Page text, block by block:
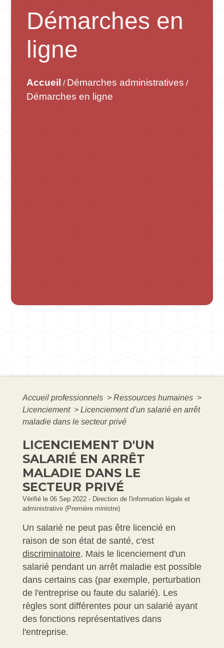
Démarches en
ligne
Accueil / Démarches administratives /
Démarches en ligne
Accueil professionnels > Ressources humaines >
Licenciement > Licenciement d'un salarié en arrêt
maladie dans le secteur privé
LICENCIEMENT D'UN
SALARIÉ EN ARRÊT
MALADIE DANS LE
SECTEUR PRIVÉ
Vérifié le 06 Sep 2022 - Direction de l'information légale et
administrative (Première ministre)
Un salarié ne peut pas être licencié en
raison de son état de santé, c'est
discriminatoire. Mais le licenciement d'un
salarié pendant un arrêt maladie est possible
dans certains cas (par exemple, perturbation
de l'entreprise ou faute du salarié). Les
règles sont différentes pour un salarié ayant
des fonctions représentatives dans
l'entreprise.